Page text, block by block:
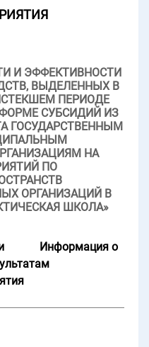
И ЭФФЕКТИВНОСТИ
ВЫДЕЛЕННЫХ В
ПЕРИОДЕ
СУБСИДИЙ ИЗ
ГОСУДАРСТВЕННЫМ
НА
ПО
ОРГАНИЗАЦИЙ В
ШКОЛА»
Информация о